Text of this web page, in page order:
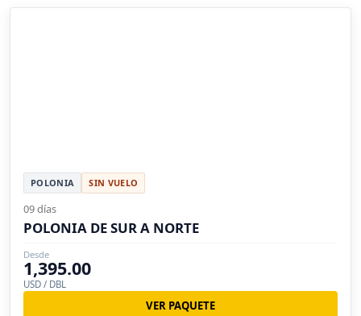
POLONIA SIN VUELO
09 días
POLONIA DE SUR A NORTE
Desde
1,395.00
USD / DBL
VER PAQUETE